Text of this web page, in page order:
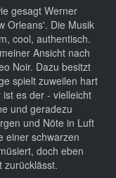
gesagt Werner
Orleans'. Die Musik
cool, authentisch.
Ansicht nach
Noir. Dazu besitzt
spielt zuweilen hart
es der - vielleicht
und geradezu
und Nöte in Luft
einer schwarzen
doch eben
zurücklässt.